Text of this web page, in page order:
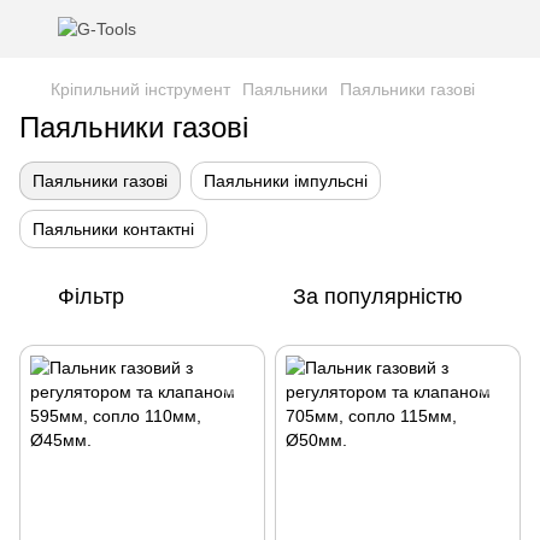
Кріпильний інструмент Паяльники Паяльники газові
Паяльники газові
Паяльники газові Паяльники імпульсні
Паяльники контактні
Фільтр За популярністю